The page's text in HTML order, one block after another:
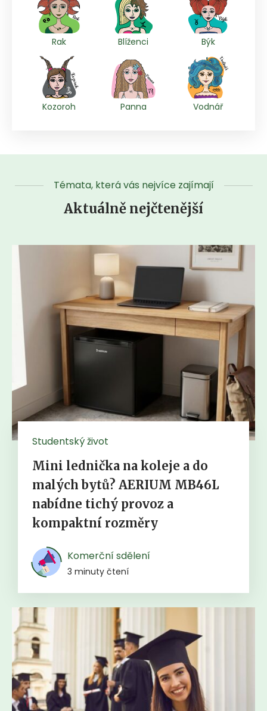
Rak Blíženci Býk
Kozoroh Panna Vodnář
Témata, která vás nejvíce zajímají
Aktuálně nejčtenější
Studentský život
Mini lednička na koleje a do
malých bytů? AERIUM MB46L
nabídne tichý provoz a
kompaktní rozměry
Komerční sdělení
3 minuty čtení